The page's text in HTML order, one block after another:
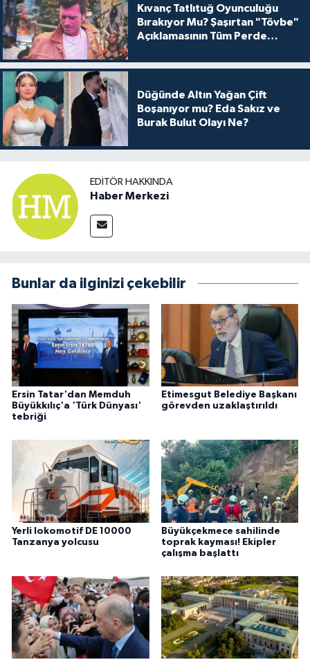
Kıvanç Tatlıtuğ Oyunculuğu
Bırakıyor Mu? Şaşırtan "Tövbe"
Açıklamasının Tüm Perde
Düğünde Altın Yağan Çift
Boşanıyor mu? Eda Sakız ve
Burak Bulut Olayı Ne?
EDITÖR HAKKINDA
Haber Merkezi
Bunlar da ilginizi çekebilir
Ersin Tatar'dan Memduh
Büyükkılıç'a 'Türk Dünyası'
tebriği
Etimesgut Belediye Başkanı
görevden uzaklaştırıldı
Yerli lokomotif DE 10000
Tanzanya yolcusu
Büyükçekmece sahilinde
toprak kayması! Ekipler
çalışma başlattı